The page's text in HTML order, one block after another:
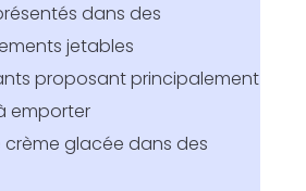
dans des
jetables
proposant principalement
emporter
glacée dans des